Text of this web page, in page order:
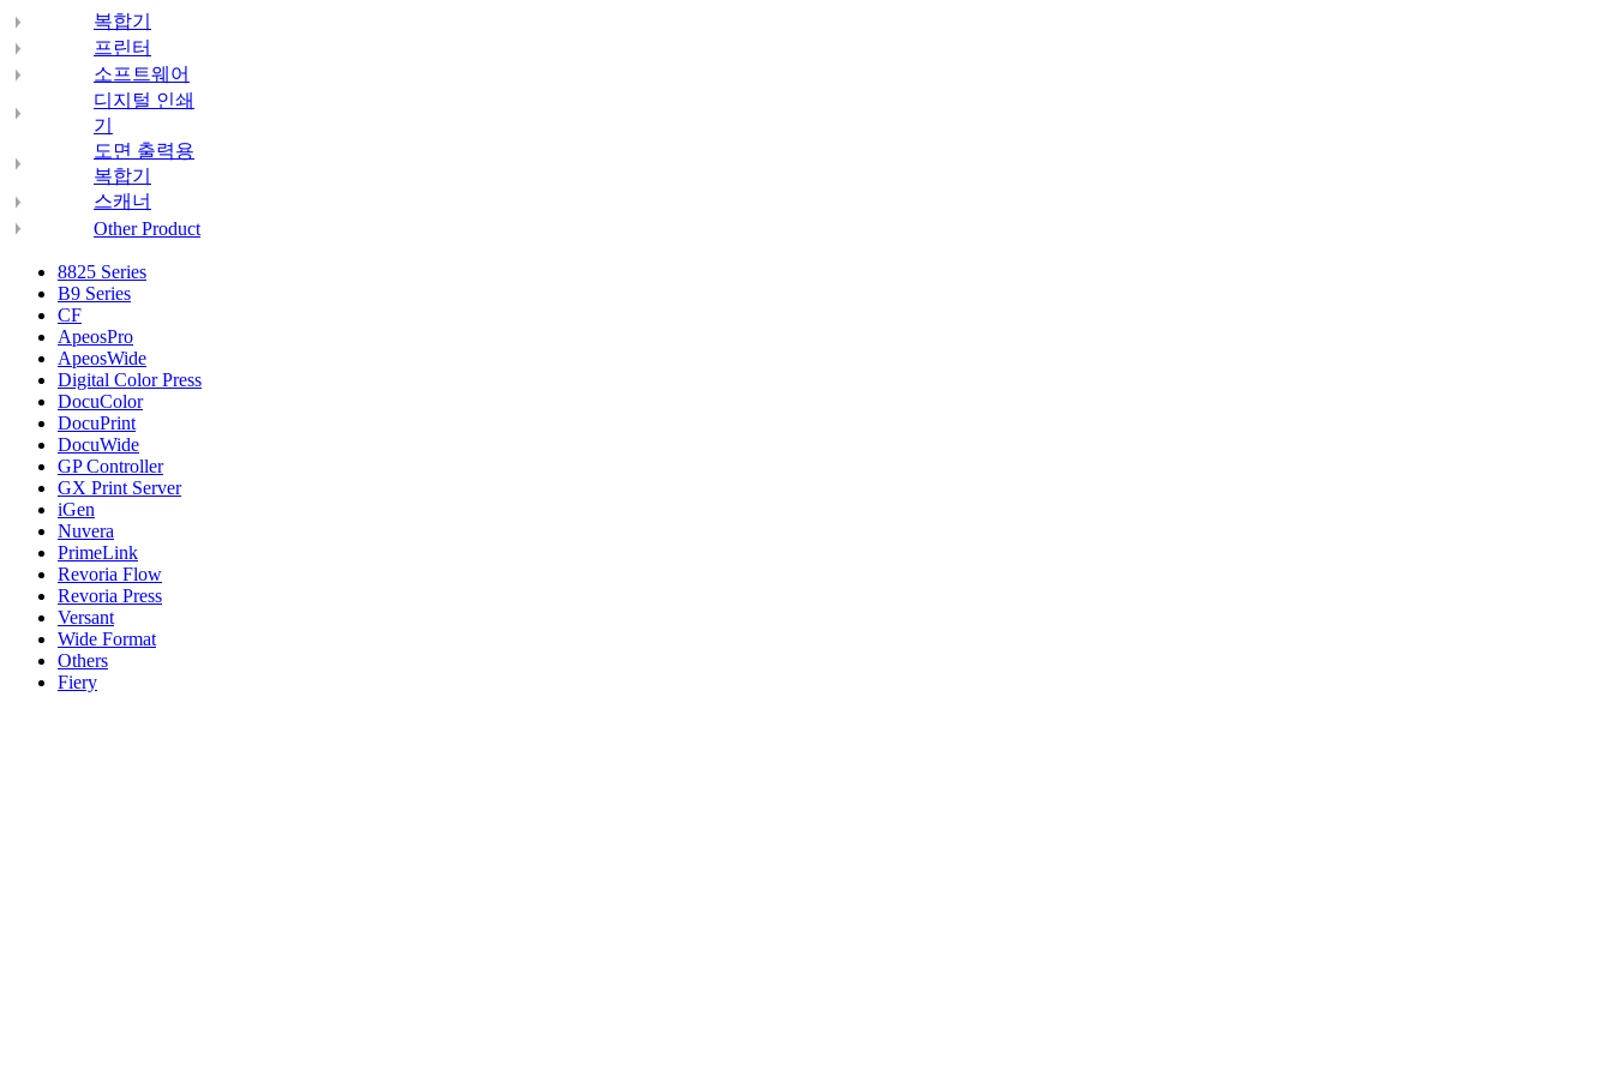
복합기
프린터
소프트웨어
디지털 인쇄
기
도면 출력용
복합기
스캐너
Other Product
8825 Series
B9 Series
CF
ApeosPro
ApeosWide
Digital Color Press
DocuColor
DocuPrint
DocuWide
GP Controller
GX Print Server
iGen
Nuvera
PrimeLink
Revoria Flow
Revoria Press
Versant
Wide Format
Others
Fiery